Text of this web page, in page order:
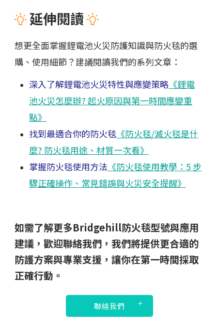
延伸閱讀
想更全面掌握鋰電池火災防護知識與防火毯的選
購、使用細節？建議閱讀我們的系列文章：
深入了解鋰電池火災特性與應變策略 《鋰電
池火災怎麼辦? 起火原因與第一時間應變重
點》
找到最適合你的防火毯 《防火毯/滅火毯是什
麼? 防火毯用途、材質一次看》
掌握防火毯使用方法 《防火毯使用教學：5 步
驟正確操作、常見錯誤與火災安全提醒》
如需了解更多Bridgehill防火毯型號與應用
建議，歡迎聯絡我們，我們將提供更合適的
防護方案與專業支援，讓你在第一時間採取
正確行動。
聯絡我們